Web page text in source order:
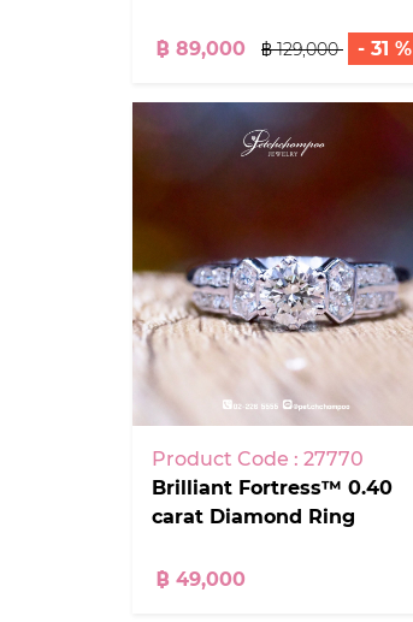
฿ 89,000 ฿ 129,000 - 31 %
Product Code : 27770
Brilliant Fortress™ 0.40
carat Diamond Ring
฿ 49,000